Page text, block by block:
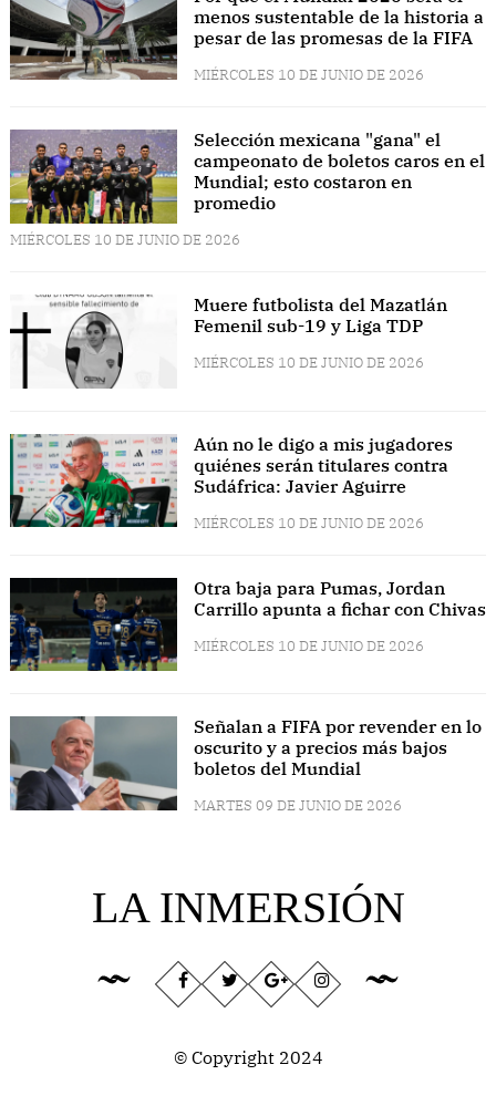
menos sustentable de la historia a
pesar de las promesas de la FIFA
MIÉRCOLES 10 DE JUNIO DE 2026
Selección mexicana "gana" el
campeonato de boletos caros en el
Mundial; esto costaron en
promedio
MIÉRCOLES 10 DE JUNIO DE 2026
Muere futbolista del Mazatlán
Femenil sub-19 y Liga TDP
MIÉRCOLES 10 DE JUNIO DE 2026
Aún no le digo a mis jugadores
quiénes serán titulares contra
Sudáfrica: Javier Aguirre
MIÉRCOLES 10 DE JUNIO DE 2026
Otra baja para Pumas, Jordan
Carrillo apunta a fichar con Chivas
MIÉRCOLES 10 DE JUNIO DE 2026
Señalan a FIFA por revender en lo
oscurito y a precios más bajos
boletos del Mundial
MARTES 09 DE JUNIO DE 2026
LA INMERSIÓN
© Copyright 2024